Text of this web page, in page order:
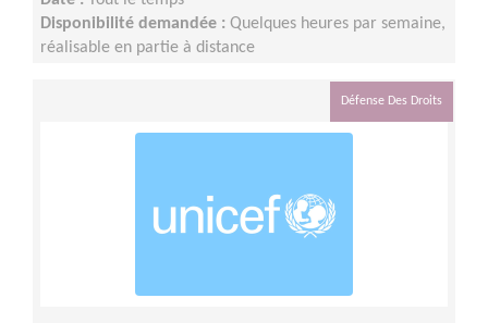
Disponibilité demandée : Quelques heures par semaine,
réalisable en partie à distance
Défense Des Droits